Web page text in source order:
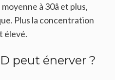
à 30â et plus,
Plus la concentration
élevé.
peut énerver ?